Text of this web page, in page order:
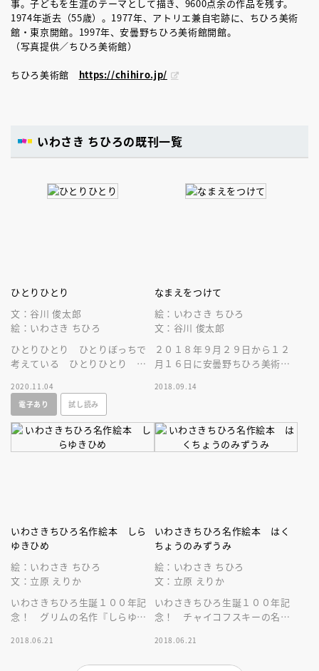
事。子どもを生涯のテーマとして描き、9600点余の作品を残す。
1974年逝去（55歳）。1977年、アトリエ兼自宅跡に、ちひろ美術
館・東京開館。1997年、安曇野ちひろ美術館開館。
（写真提供／ちひろ美術館）
ちひろ美術館 https://chihiro.jp/
いわさき ちひろの既刊一覧
ひとりひとり
文：谷川 俊太郎
絵：いわさき ちひろ
ひとりひとり ひとりぼっちで
考えている ひとりひとり ひ
俊太郎といわさきちひろによる
絵本が誕生！
2020.11.04
電子あり
試し読み
なまえをつけて
絵：いわさき ちひろ
文：谷川 俊太郎
２０１８年９月２９日から１２
月１６日に安曇野ちひろ美術館
川俊太郎 みんないきてる」と
2018.09.14
いわさきちひろ名作絵本 しら
ゆきひめ
絵：いわさき ちひろ
文：立原 えりか
いわさきちひろ生誕１００年記
念！ グリムの名作『しらゆき
2018.06.21
いわさきちひろ名作絵本 はく
ちょうのみずうみ
絵：いわさき ちひろ
文：立原 えりか
いわさきちひろ生誕１００年記
念！ チャイコフスキーの名作
定版
2018.06.21